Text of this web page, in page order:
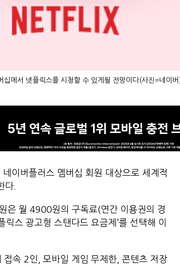
십에서 넷플릭스를 시청할 수 있게될 전망이다(사진=네이
이버플러스 멤버십 회원 대상으로 세계적
다.
은 월 4900원의 구독료(연간 이용권의 경
스 광고형 스탠다드 요금제’를 선택해 이
접속 2인, 모바일 게임 무제한, 콘텐츠 저장